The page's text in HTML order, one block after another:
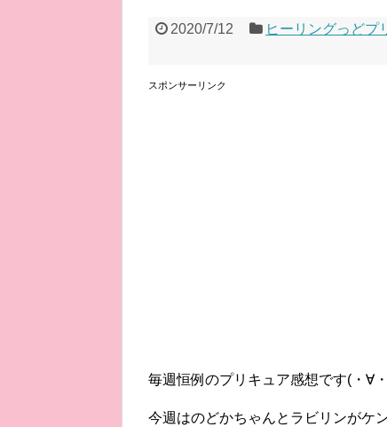
2020/7/12 ヒーリングっどプ
スポンサーリンク
毎週恒例のプリキュア感想です(・∀
今週はのどかちゃんとラビリンがケ